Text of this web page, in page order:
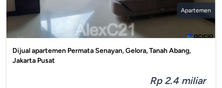
Apartemen
Dijual apartemen Permata Senayan, Gelora, Tanah Abang,
Jakarta Pusat
Rp 2.4 miliar